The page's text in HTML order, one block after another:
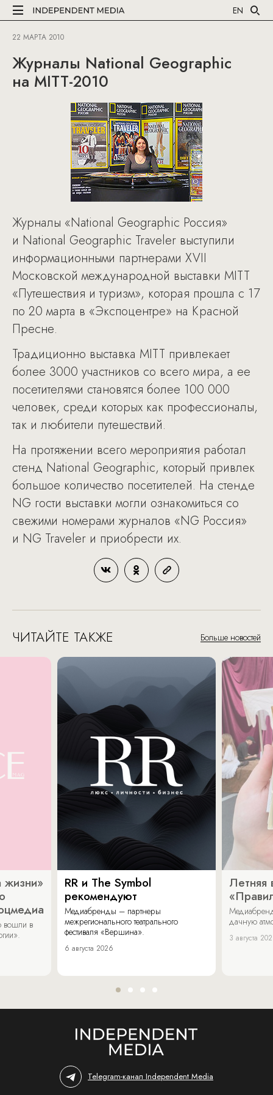
EN
22 МАРТА 2010
Журналы National Geographic
на MITT-2010
Журналы «National Geographic Россия»
и National Geographic Traveler выступили
информационными партнерами XVII
Московской международной выставки MITT
«Путешествия и туризм», которая прошла с 17
по 20 марта в «Экспоцентре» на Красной
Пресне.
Традиционно выставка MITT привлекает
более 3000 участников со всего мира, а ее
посетителями становятся более 100 000
человек, среди которых как профессионалы,
так и любители путешествий.
На протяжении всего мероприятия работал
стенд National Geographic, который привлек
большое количество посетителей. На стенде
NG гости выставки могли ознакомиться со
свежими номерами журналов «NG Россия»
и NG Traveler и приобрести их.
ЧИТАЙТЕ ТАКЖЕ Больше новостей
жизни»
вошли в
RR и The Symbol
рекомендуют
Медиабренды – партнеры
межрегионального театрального
фестиваля «Вершина».
6 августа 2026
Летняя
дачную
3 августа
Telegram-канал Independent Media